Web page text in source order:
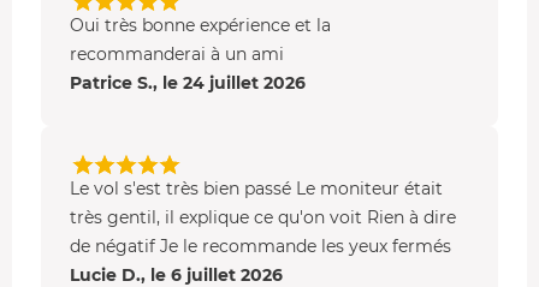
Oui très bonne expérience et la
recommanderai à un ami
Patrice S., le 24 juillet 2026
Le vol s'est très bien passé Le moniteur était
très gentil, il explique ce qu'on voit Rien à dire
de négatif Je le recommande les yeux fermés
Lucie D., le 6 juillet 2026